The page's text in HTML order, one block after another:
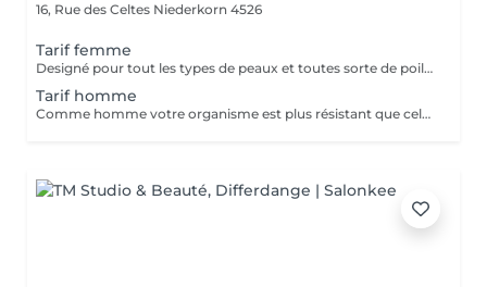
16, Rue des Celtes Niederkorn 4526
Tarif femme
Designé pour tout les types de peaux et toutes sorte de poils. Notre laser diode qui fonctionne à trois ondes et ateint ainsi un niveau différent de profondeur. De plus sans sentir de douleurs. Attention! Pour votre premier RDV veuillez prendre un RDV INFORMATION pour remplir le dossier personnel!
Tarif homme
Comme homme votre organisme est plus résistant que celui de la femme et dans la pluspart des cas vous aurez besoin de plusieurs séances. Designé pour tout les types de peaux et toutes sorte de poils. Notre laser qui fonctionne à trois ondes et ateint ainsi un niveau différent de profondeur. De plus sans sentir de douleurs. Attention! Pour votre premier RDV veuillez prendre un RDV INFORMATION pour remplir le dossier personnel!